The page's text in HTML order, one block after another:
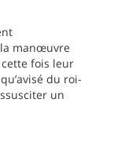
la manœuvre
fois leur
du roi-
un